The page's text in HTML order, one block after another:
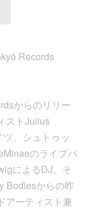
Records
からのリリー
ストJulius
、シュトゥッ
のライブパ
によるDJ。そ
Bodiesからの昨
アーティスト兼